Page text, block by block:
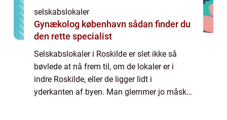
selskabslokaler
Gynækolog københavn sådan finder du
den rette specialist
Selskabslokaler i Roskilde er slet ikke så
bøvlede at nå frem til, om de lokaler er i
indre Roskilde, eller de ligger lidt i
yderkanten af byen. Man glemmer jo måske